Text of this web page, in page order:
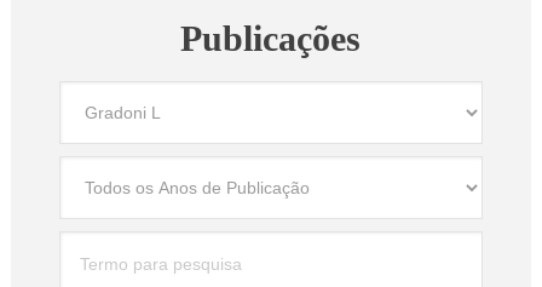
Publicações